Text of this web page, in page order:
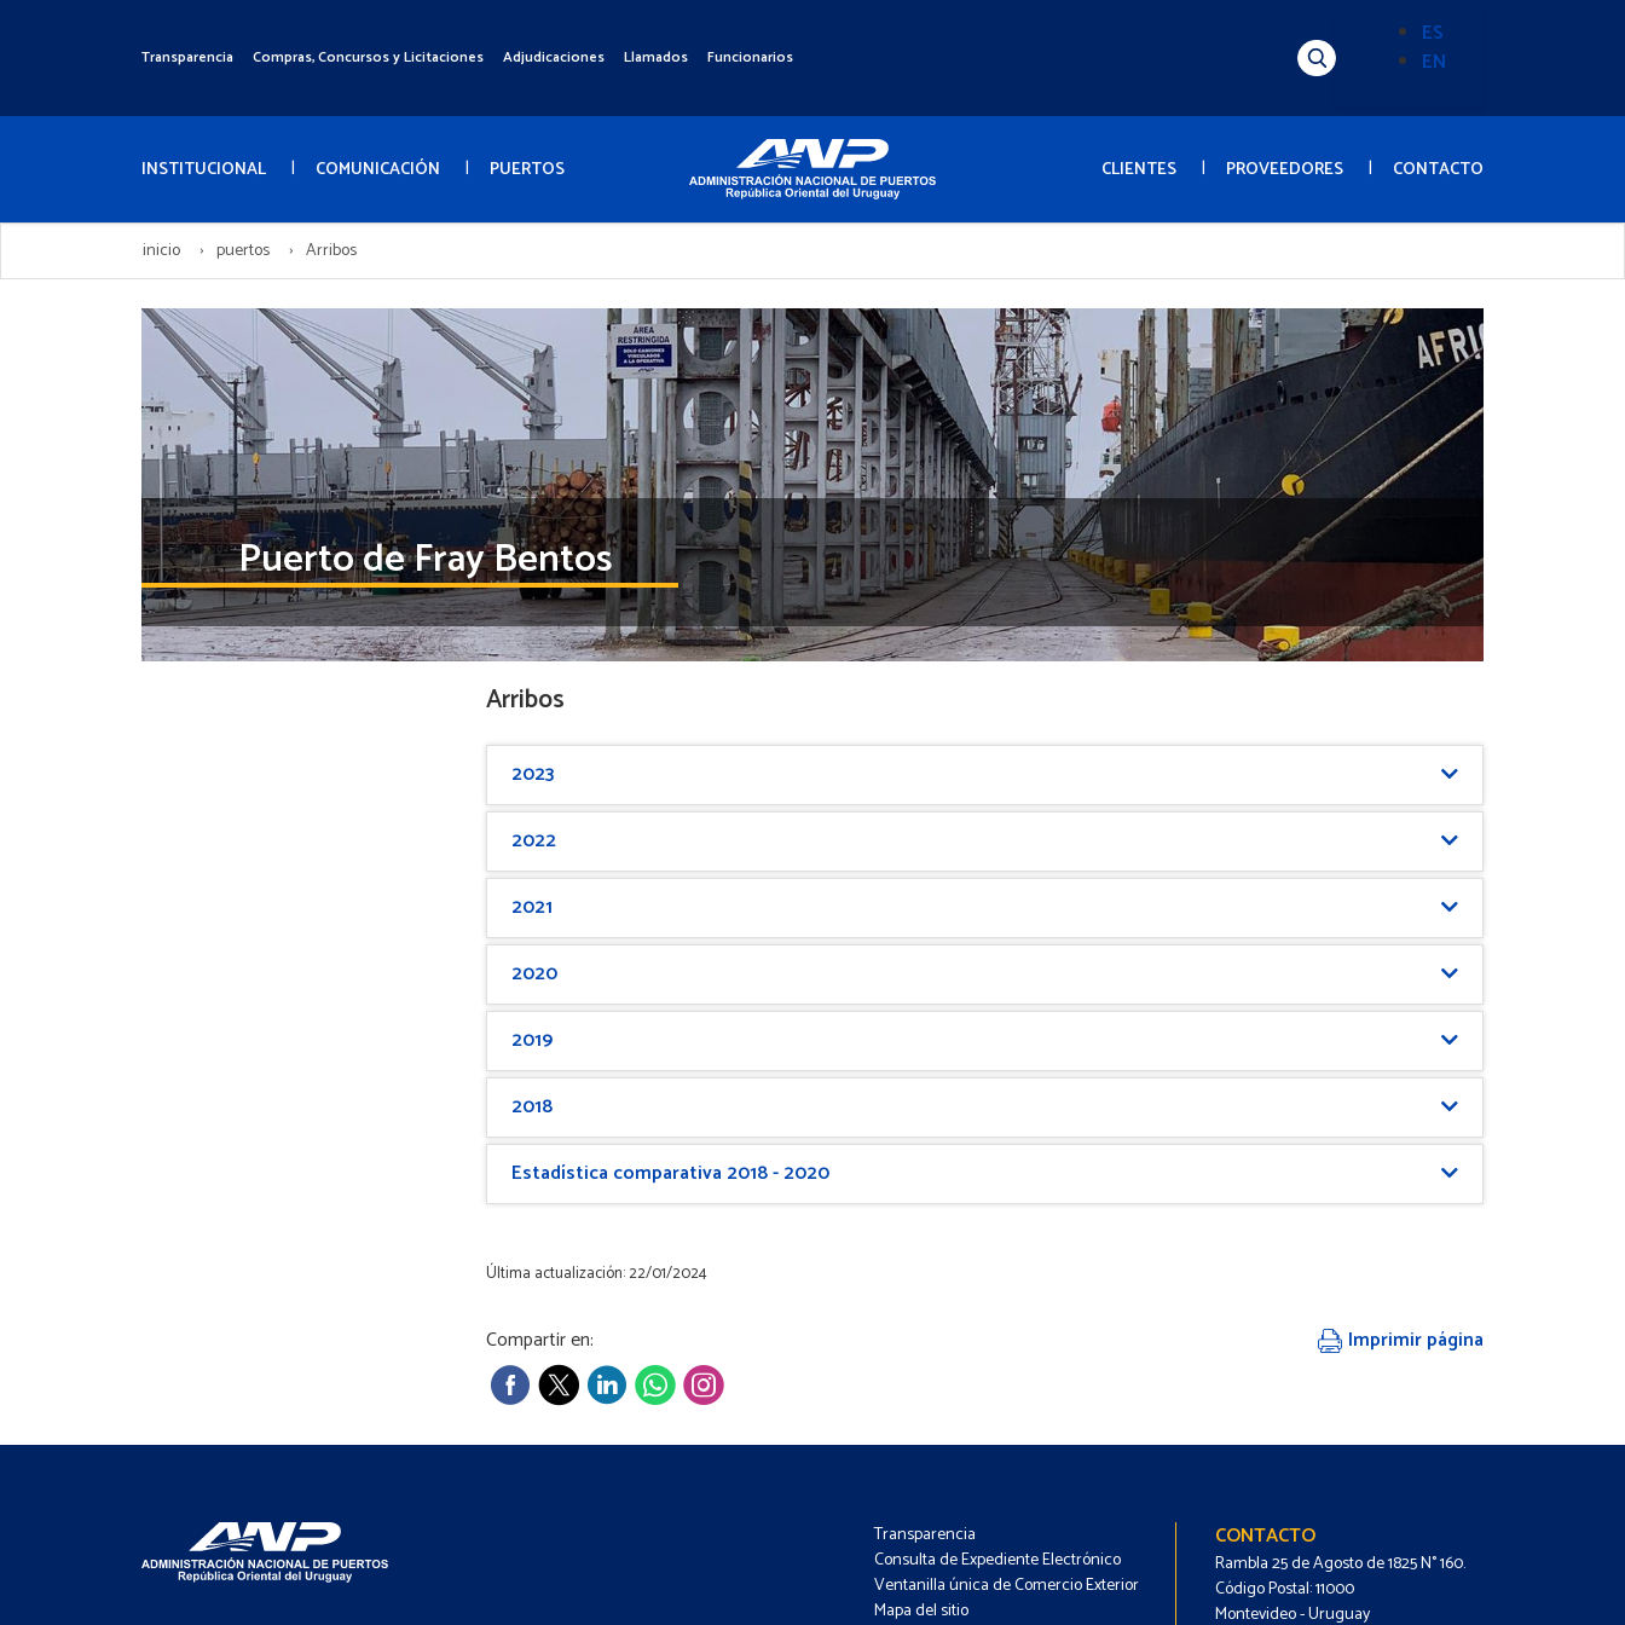
Menú
Transparencia Compras, Concursos y Licitaciones Adjudicaciones Llamados Funcionarios Alternador
(Content)
ES
EN
Menú
INSTITUCIONAL COMUNICACIÓN PUERTOS CLIENTES PROVEEDORES CONTACTO
inicio puertos Arribos
Puerto de Fray Bentos
Arribos
2023
2022
2021
2020
2019
2018
Estadística comparativa 2018 - 2020
Última actualización: 22/01/2024
Compartir en: Imprimir página
Transparencia
Consulta de Expediente Electrónico
Ventanilla única de Comercio Exterior
Mapa del sitio
CONTACTO
Rambla 25 de Agosto de 1825 N° 160.
Código Postal: 11000
Montevideo - Uruguay